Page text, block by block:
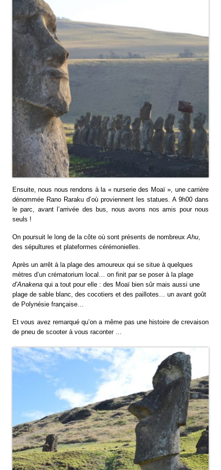
Ensuite, nous nous rendons à la « nurserie des Moaï », une carrière
dénommée Rano Raraku d’où proviennent les statues. A 9h00 dans
le parc, avant l’arrivée des bus, nous avons nos amis pour nous
seuls !
On poursuit le long de la côte où sont présents de nombreuxAhu,
des sépultures et plateformes cérémonielles.
Après un arrêt à la plage des amoureux qui se situe à quelques
mètres d’un crématorium local… on finit par se poser à la plage
d’Anakena qui a tout pour elle : des Moaï bien sûr mais aussi une
plage de sable blanc, des cocotiers et des paillotes… un avant goût
de Polynésie française…
Et vous avez remarqué qu’on a même pas une histoire de crevaison
de pneu de scooter à vous raconter …